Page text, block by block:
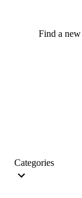
Find a
Categories